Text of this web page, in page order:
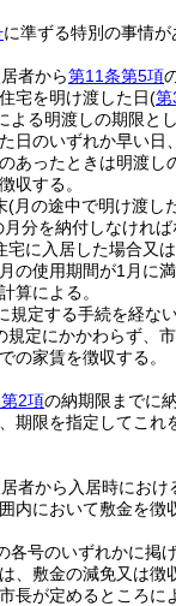
に準ずる特別の事情が
者から第11条第5項
宅を明け渡した日(第
よる明渡しの期限と
日のいずれか早い日、
あったときは明渡し
収する。
(月の途中で明け渡し
分を納付しなければ
宅に入居した場合又
の使用期間が1月に
算による。
規定する手続を経な
規定にかかわらず、
の家賃を徴収する。
2項の納期限までに
期限を指定してこれ
者から入居時におけ
内において敷金を徴
各号のいずれかに掲
、敷金の減免又は徴
長が定めるところに